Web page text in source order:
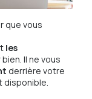
que vous
les
Il ne vous
derrière votre
disponible.